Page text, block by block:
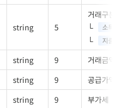
string 5
거래구분
소득
지출
string 9
거래금액
string 9
공급가액
string 9 부가세